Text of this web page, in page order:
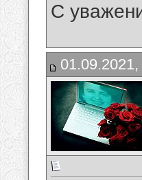
С